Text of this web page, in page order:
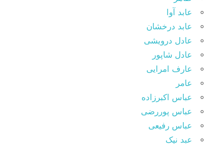
عابد آوا
عابد درخشان
عادل درویشی
عادل شاپور
عارف امرایی
عامر
عباس اکبرزاده
عباس پوررضی
عباس رفیعی
عبد نیک